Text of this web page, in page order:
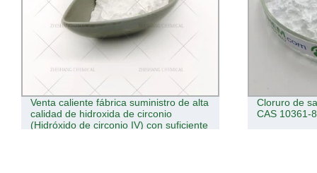
Cloruro de samario polvo anhidro no
CAS 10361-82-7 Smcl3 3N 3N5 4n
De la tierra
óxido